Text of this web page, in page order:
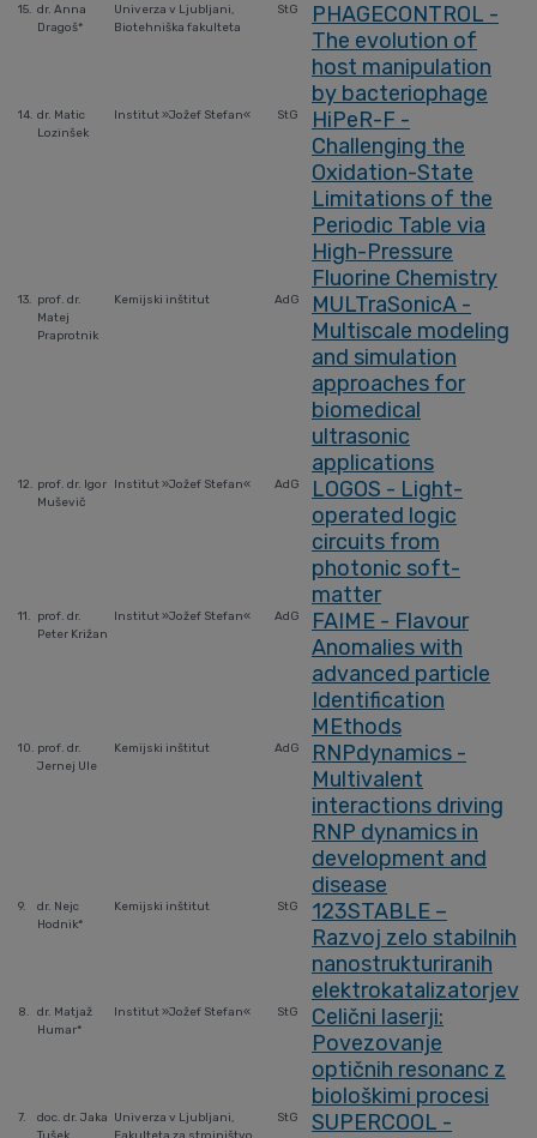
15. dr. Anna
Dragoš*
Univerza v Ljubljani,
Biotehniška fakulteta
StG
PHAGECONTROL -
The evolution of
host manipulation
by bacteriophage
14. dr. Matic
Lozinšek
Institut »Jožef Stefan« StG
HiPeR-F -
Challenging the
Oxidation-State
Limitations of the
Periodic Table via
High-Pressure
Fluorine Chemistry
13. prof. dr.
Matej
Praprotnik
Kemijski inštitut AdG
MULTraSonicA -
Multiscale modeling
and simulation
approaches for
biomedical
ultrasonic
applications
12. prof. dr. Igor
Muševič
Institut »Jožef Stefan« AdG
LOGOS - Light-
operated logic
circuits from
photonic soft-
matter
11. prof. dr.
Peter Križan
Institut »Jožef Stefan« AdG
FAIME - Flavour
Anomalies with
advanced particle
Identification
MEthods
10. prof. dr.
Jernej Ule
Kemijski inštitut AdG
RNPdynamics -
Multivalent
interactions driving
RNP dynamics in
development and
disease
9.
dr. Nejc
Hodnik*
Kemijski inštitut StG
123STABLE –
Razvoj zelo stabilnih
nanostrukturiranih
elektrokatalizatorjev
8. dr. Matjaž
Humar*
Institut »Jožef Stefan« StG
Celični laserji:
Povezovanje
optičnih resonanc z
biološkimi procesi
7.
doc. dr. Jaka Univerza v Ljubljani,
StG
SUPERCOOL -